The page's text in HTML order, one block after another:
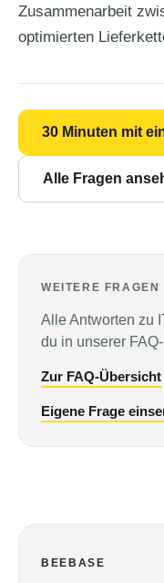
Zusammenarbeit
optimierten
30 Minuten mit
Alle Fragen
WEITERE FRAGEN
Alle Antworten zu
du in unserer
Zur FAQ-Übersicht
Eigene Frage
BEEBASE